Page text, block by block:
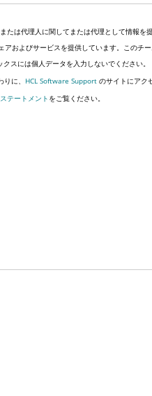
たは代理人に関してまたは代理として情報を
およびサービスを提供しています。このチ
スには個人データを入力しないでください。
に、 HCL Software Support のサイトにアク
テートメント をご覧ください。